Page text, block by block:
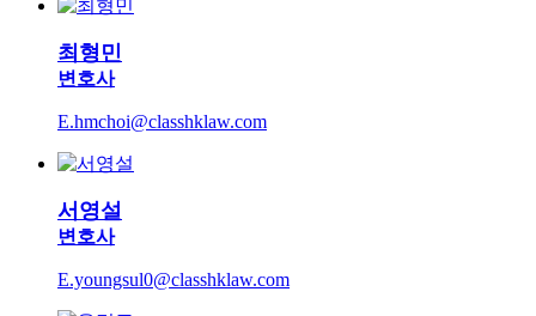
최형민
변호사
E.hmchoi@classhklaw.com
서영설
변호사
E.youngsul0@classhklaw.com